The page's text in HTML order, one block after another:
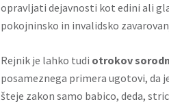
opravljati dejavnosti kot edini ali
pokojninsko in invalidsko
Rejnik je lahko tudi otrokov
posameznega primera ugotovi, da
šteje zakon samo babico, deda,